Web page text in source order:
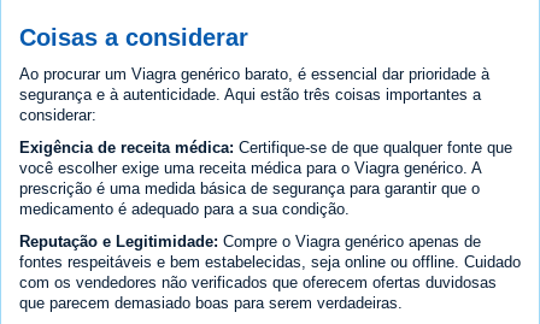
Coisas a considerar
Ao procurar um Viagra genérico barato, é essencial dar prioridade à
segurança e à autenticidade. Aqui estão três coisas importantes a
considerar:
Exigência de receita médica: Certifique-se de que qualquer fonte que
você escolher exige uma receita médica para o Viagra genérico. A
prescrição é uma medida básica de segurança para garantir que o
medicamento é adequado para a sua condição.
Reputação e Legitimidade: Compre o Viagra genérico apenas de
fontes respeitáveis e bem estabelecidas, seja online ou offline. Cuidado
com os vendedores não verificados que oferecem ofertas duvidosas
que parecem demasiado boas para serem verdadeiras.